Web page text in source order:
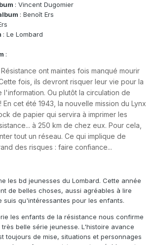
: Vincent Dugomier
: Benoît Ers
: Le Lombard
:
ont maintes fois manqué mourir
fois, ils devront risquer leur vie pour la
l'information. Ou plutôt la circulation de
cet été 1943, la nouvelle mission du Lynx
de papier qui servira à imprimer les
à 250 km de chez eux. Pour cela,
tout un réseau. Ce qui implique de
des risques : faire confiance...
les bd jeunesses du Lombard. Cette année
de belles choses, aussi agréables à lire
suis qu'intéressantes pour les enfants.
les enfants de la résistance nous confirme
belle série jeunesse. L'histoire avance
toujours de mise, situations et personnages